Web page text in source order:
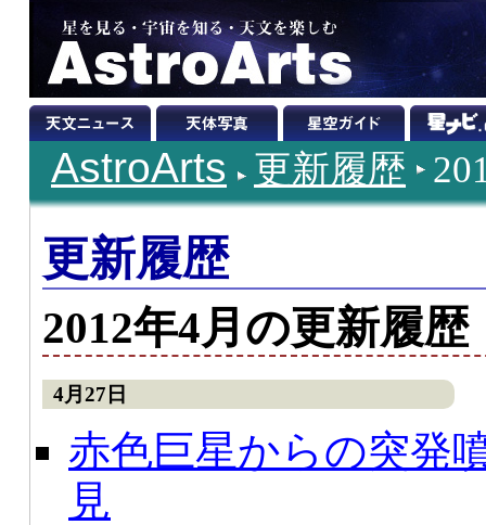
AstroArts 更新履歴
更新履歴
2012年4月の更新履歴
4月27日
赤色巨星からの突発
見